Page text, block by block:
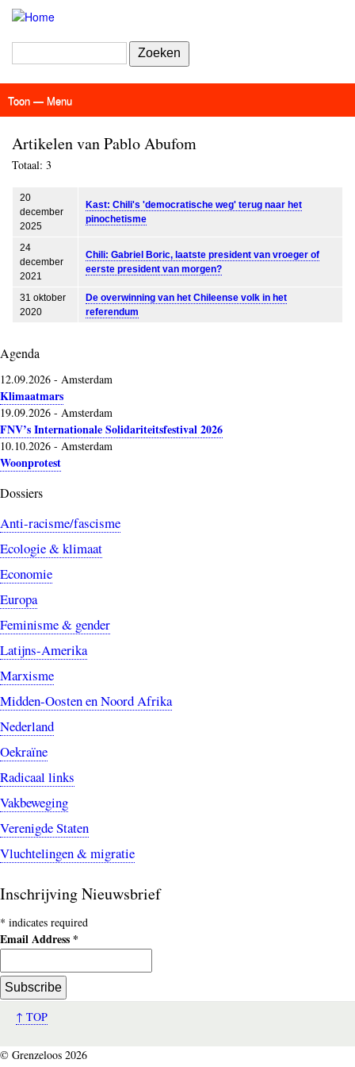
Overslaan
naarZoeken
Menu
Toon — Menu
Artikelen van Pablo Abufom
Totaal: 3
20
december
2025
Kast: Chili's 'democratische weg' terug naar het
pinochetisme
24
december
2021
Chili: Gabriel Boric, laatste president van vroeger of
eerste president van morgen?
31 oktober
2020
De overwinning van het Chileense volk in het
referendum
Agenda
12.09.2026 - Amsterdam
Klimaatmars
19.09.2026 - Amsterdam
FNV’s Internationale Solidariteitsfestival 2026
10.10.2026 - Amsterdam
Woonprotest
Dossiers
Anti-racisme/fascisme
Ecologie & klimaat
Economie
Europa
Feminisme & gender
Latijns-Amerika
Marxisme
Midden-Oosten en Noord Afrika
Nederland
Oekraïne
Radicaal links
Vakbeweging
Verenigde Staten
Vluchtelingen & migratie
Inschrijving Nieuwsbrief
* indicates required
Email Address *
↑ TOP
© Grenzeloos 2026